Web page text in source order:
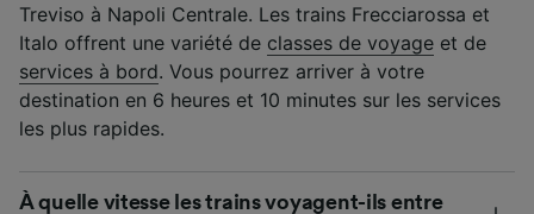
Treviso à Napoli Centrale. Les trains Frecciarossa et
Italo offrent une variété de classes de voyage et de
services à bord. Vous pourrez arriver à votre
destination en 6 heures et 10 minutes sur les services
les plus rapides.
À quelle vitesse les trains voyagent-ils entre